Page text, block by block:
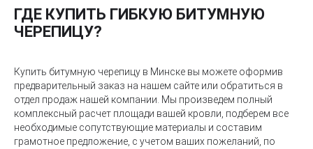
ГДЕ КУПИТЬ ГИБКУЮ БИТУМНУЮ
ЧЕРЕПИЦУ?
Купить битумную черепицу в Минске вы можете оформив
предварительный заказ на нашем сайте или обратиться в
отдел продаж нашей компании. Мы произведем полный
комплексный расчет площади вашей кровли, подберем все
необходимые сопутствующие материалы и составим
грамотное предложение, с учетом ваших пожеланий, по